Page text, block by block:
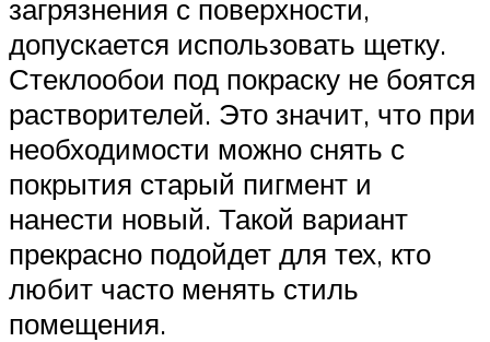
загрязнения с поверхности,
допускается использовать щетку.
Стеклообои под покраску не боятся
растворителей. Это значит, что при
необходимости можно снять с
покрытия старый пигмент и
нанести новый. Такой вариант
прекрасно подойдет для тех, кто
любит часто менять стиль
помещения.